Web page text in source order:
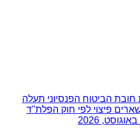
הביטוח הפנסיוני תעלה
פיצוי לפי חוק הפלת"ד